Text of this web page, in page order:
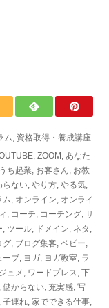
ム, 資格取得・養成講座
, ZOOM , あなた
ち起業, お客さん, お教
らない, やり方, やる気,
ム, オンライン, オンライ
, コーチ, コーチング, サ
, ツール, ドメイン, ネタ ,
グ, ブログ集客, ベビー,
ーブ, ヨガ, ヨガ教室, ラ
ュメ , ワードプレス, 下
, 儲からない, 充実感, 写
, 子連れ, 家でできる仕事,